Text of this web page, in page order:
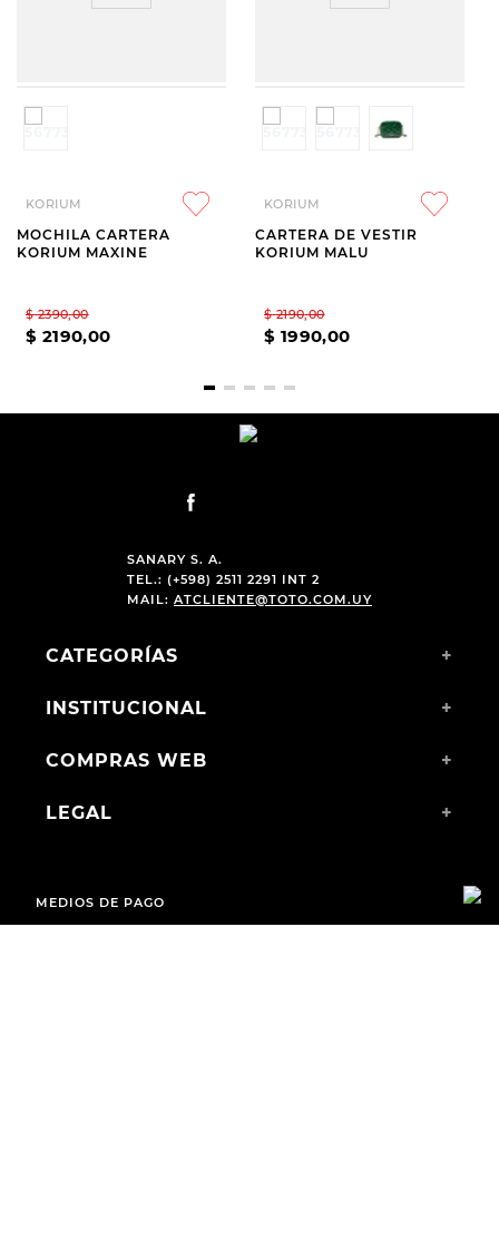
KORIUM
MOCHILA CARTERA
KORIUM MAXINE
$ 2390,00
$ 2190,00
KORIUM
CARTERA DE VESTIR
KORIUM MALU
$ 2190,00
$ 1990,00
SANARY S. A.
TEL.: (+598) 2511 2291 INT 2
MAIL: ATCLIENTE@TOTO.COM.UY
CATEGORÍAS +
INSTITUCIONAL +
COMPRAS WEB +
LEGAL +
MEDIOS DE PAGO